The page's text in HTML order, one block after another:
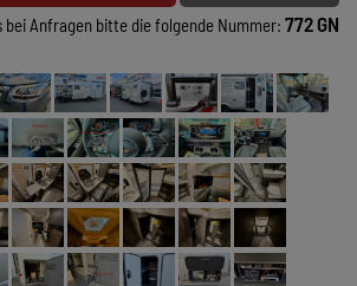
bei Anfragen bitte die folgende Nummer: 772 GN